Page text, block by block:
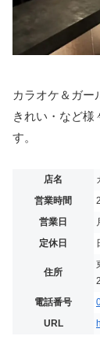
カラオケ＆ガー
きれい・など様
す。
店名
営業時間
営業日
定休日
住所
電話番号
URL